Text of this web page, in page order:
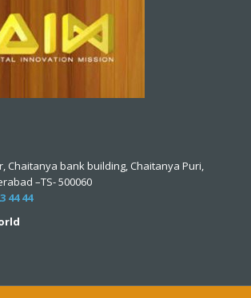
Chaitanya bank building, Chaitanya Puri,
–TS- 500060
44 44